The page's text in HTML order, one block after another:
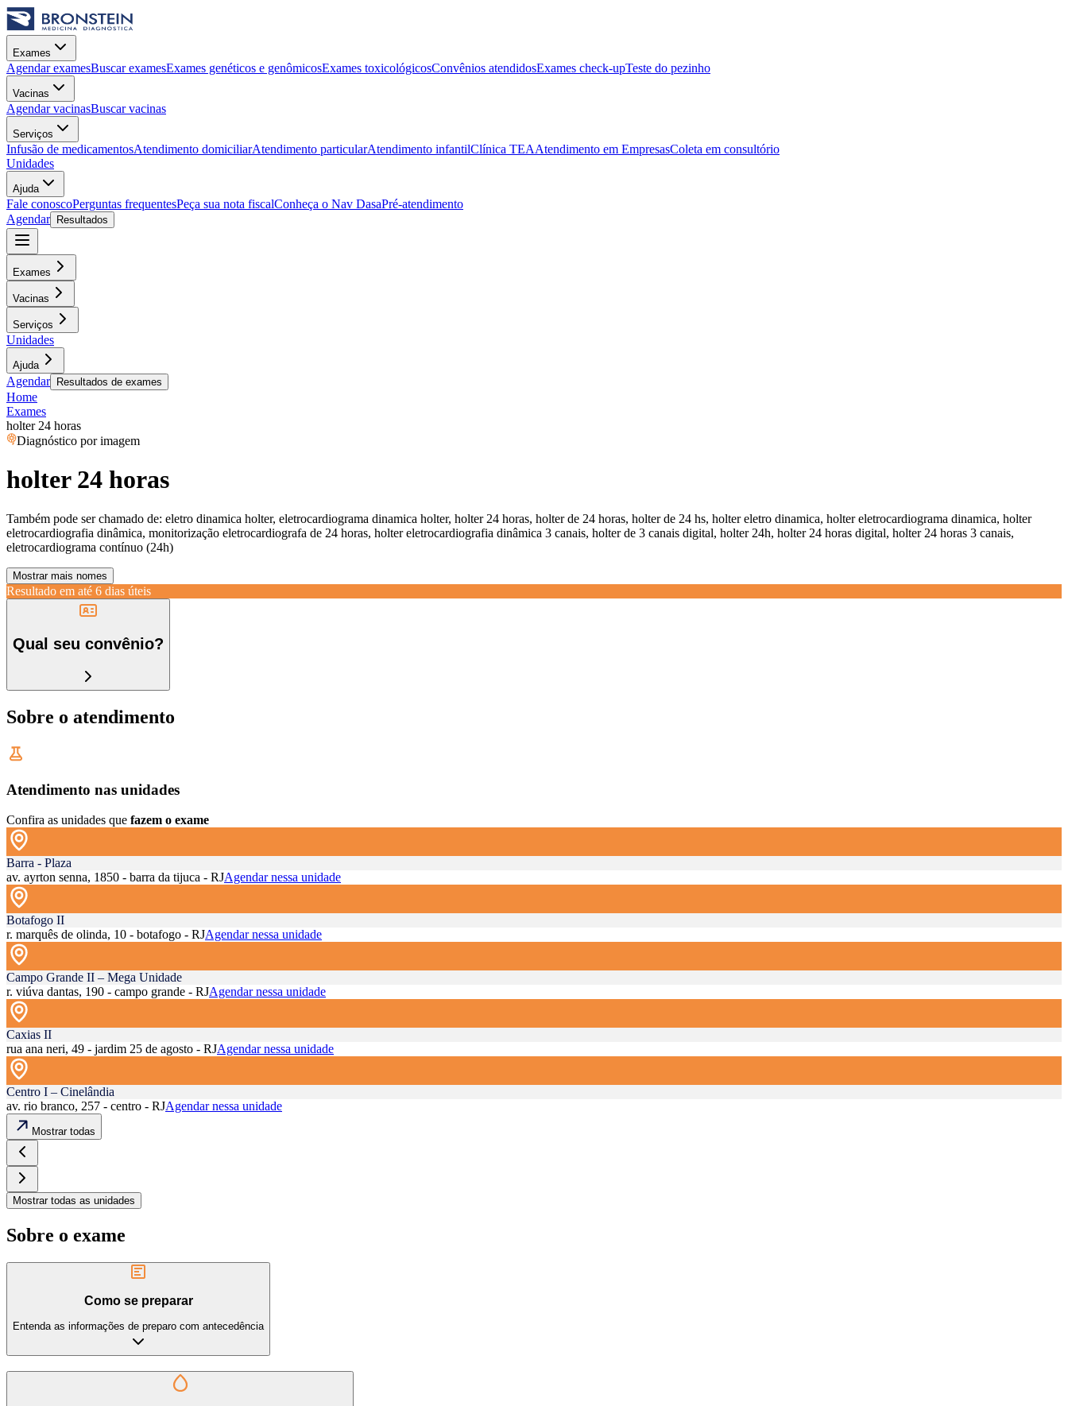
Exames
Agendar examesBuscar examesExames genéticos e genômicosExames toxicológicosConvênios atendidosExames check-upTeste do pezinho
Vacinas
Agendar vacinasBuscar vacinas
Serviços
Infusão de medicamentosAtendimento domiciliarAtendimento particularAtendimento infantilClínica TEAAtendimento em EmpresasColeta em consultório
Unidades
Ajuda
Fale conoscoPerguntas frequentesPeça sua nota fiscalConheça o Nav DasaPré-atendimento
Agendar
Resultados
Exames
Vacinas
Serviços
Unidades
Ajuda
Agendar Resultados de exames
Home
Exames
holter 24 horas
Diagnóstico por imagem
holter 24 horas
Também pode ser chamado de: eletro dinamica holter, eletrocardiograma dinamica holter, holter 24 horas, holter de 24 horas, holter de 24 hs, holter eletro dinamica, holter eletrocardiograma dinamica, holter
eletrocardiografia dinâmica, monitorização eletrocardiografa de 24 horas, holter eletrocardiografia dinâmica 3 canais, holter de 3 canais digital, holter 24h, holter 24 horas digital, holter 24 horas 3 canais,
eletrocardiograma contínuo (24h)
Mostrar mais nomes
Resultado em até 6 dias úteis
Qual seu convênio?
Sobre o atendimento
Atendimento nas unidades
Confira as unidades que fazem o exame
Barra - Plaza
av. ayrton senna, 1850 - barra da tijuca - RJAgendar nessa unidade
Botafogo II
r. marquês de olinda, 10 - botafogo - RJAgendar nessa unidade
Campo Grande II – Mega Unidade
r. viúva dantas, 190 - campo grande - RJAgendar nessa unidade
Caxias II
rua ana neri, 49 - jardim 25 de agosto - RJAgendar nessa unidade
Centro I – Cinelândia
av. rio branco, 257 - centro - RJAgendar nessa unidade
Mostrar todas
Mostrar todas as unidades
Sobre o exame
Como se preparar
Entenda as informações de preparo com antecedência